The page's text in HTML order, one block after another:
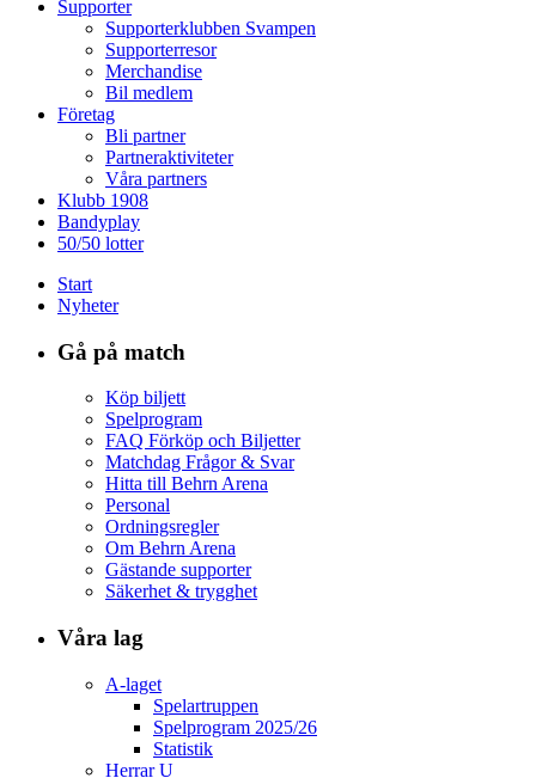
Supporter
Supporterklubben Svampen
Supporterresor
Merchandise
Bil medlem
Företag
Bli partner
Partneraktiviteter
Våra partners
Klubb 1908
Bandyplay
50/50 lotter
Start
Nyheter
Gå på match
Köp biljett
Spelprogram
FAQ Förköp och Biljetter
Matchdag Frågor & Svar
Hitta till Behrn Arena
Personal
Ordningsregler
Om Behrn Arena
Gästande supporter
Säkerhet & trygghet
Våra lag
A-laget
Spelartruppen
Spelprogram 2025/26
Statistik
Herrar U